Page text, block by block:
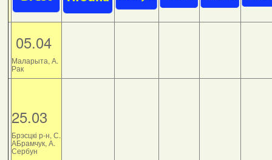
05.04
Маларыта, А.
Рак
25.03
Брэсцкі р-н, С.
АБрамчук, А.
Сербун